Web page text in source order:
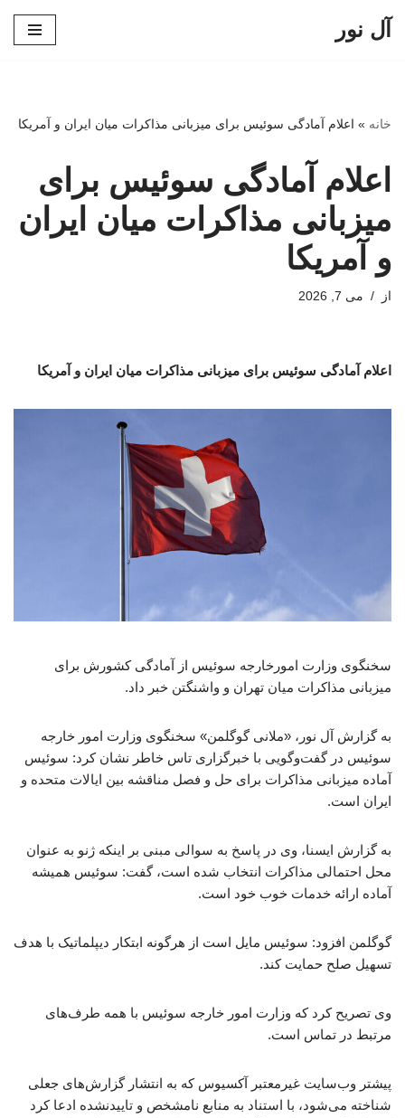
آل نور
خانه » اعلام آمادگی سوئیس برای میزبانی مذاکرات میان ایران و آمریکا
اعلام آمادگی سوئیس برای
میزبانی مذاکرات میان ایران
و آمریکا
از می 7, 2026
اعلام آمادگی سوئیس برای میزبانی مذاکرات میان ایران و آمریکا
سخنگوی وزارت امورخارجه سوئیس از آمادگی کشورش برای
میزبانی مذاکرات میان تهران و واشنگتن خبر داد.
به گزارش آل نور، «ملانی گوگلمن» سخنگوی وزارت امور خارجه
سوئیس در گفت‌وگویی با خبرگزاری تاس خاطر نشان کرد: سوئیس
آماده میزبانی مذاکرات برای حل و فصل مناقشه بین ایالات متحده و
ایران است.
به گزارش ایسنا، وی در پاسخ به سوالی مبنی بر اینکه ژنو به عنوان
محل احتمالی مذاکرات انتخاب شده است، گفت: سوئیس همیشه
آماده ارائه خدمات خوب خود است.
گوگلمن افزود: سوئیس مایل است از هرگونه ابتکار دیپلماتیک با هدف
تسهیل صلح حمایت کند.
وی تصریح کرد که وزارت امور خارجه سوئیس با همه طرف‌های
مرتبط در تماس است.
پیشتر وب‌سایت غیرمعتبر آکسیوس که به انتشار گزارش‌های جعلی
شناخته می‌شود، با استناد به منابع نامشخص و تاییدنشده ادعا کرد